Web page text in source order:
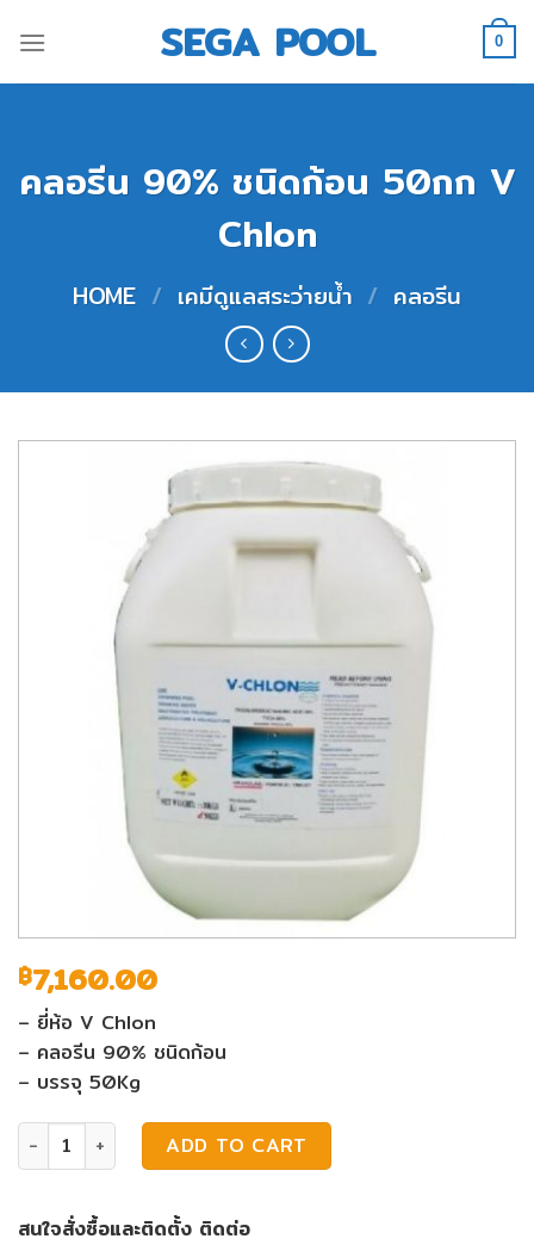
to
SEGA POOL 0
คลอรีน 90% ชนิดก้อน 50กก V
Chlon
HOME / เคมีดูแลสระว่ายน้ำ / คลอรีน
฿7,160.00
– ยี่ห้อ V Chlon
– คลอรีน 90% ชนิดก้อน
– บรรจุ 50Kg
คลอรีน 90% ชนิดก้อน 50กก V Chlon quantity
ADD TO CART
สนใจสั่งซื้อและติดตั้ง ติดต่อ